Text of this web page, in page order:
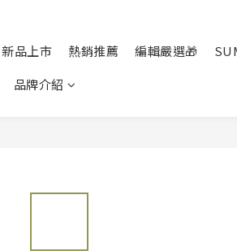
新品上市 熱銷推薦 編輯嚴選🎁
品牌介紹